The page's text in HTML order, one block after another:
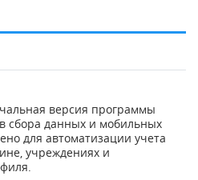
версия программы
сбора данных и мобильных
для автоматизации учета
учреждениях и